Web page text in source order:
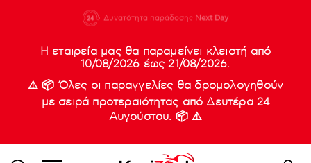
933
Δυνατότητα παράδοσης Next Day
Νέες
Η εταιρεία μας θα παραμείνει κλειστή από
10/08/2026 έως 21/08/2026.
⚠️ 📦 Όλες οι παραγγελίες θα δρομολογηθούν
με σειρά προτεραιότητας από Δευτέρα 24
Αυγούστου. 📦 ⚠️